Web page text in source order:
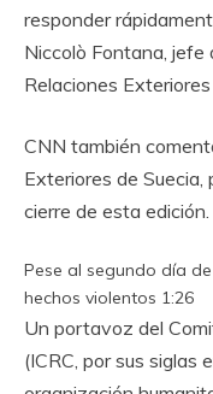
responder
Niccolò Fontana, jefe
Relaciones
CNN también
Exteriores de Suecia,
cierre de esta edición.
Pese al segundo día
hechos violentos 1:26
Un portavoz del
(ICRC, por sus siglas